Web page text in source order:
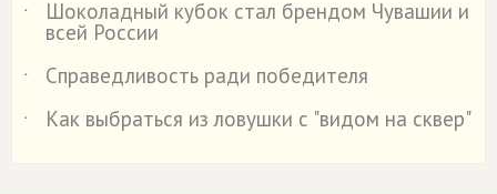
˙
Шоколадный кубок стал брендом Чувашии и
всей России
˙
Справедливость ради победителя
˙
Как выбраться из ловушки с "видом на сквер"